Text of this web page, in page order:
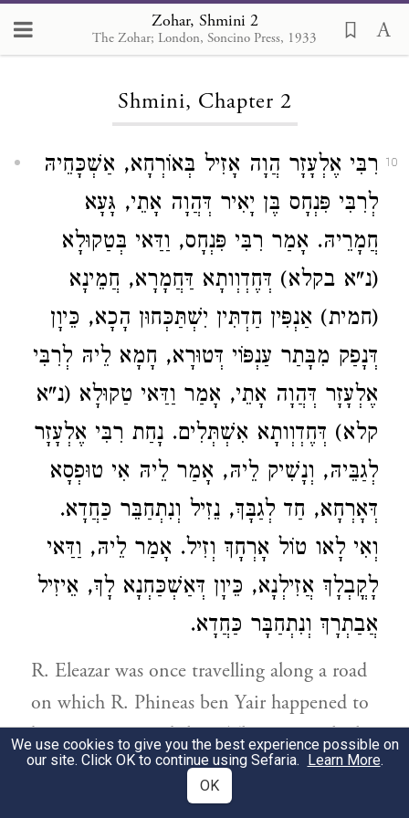
Zohar, Shmini 2
The Zohar; London, Soncino Press, 1933
Loading...
Shmini, Chapter 2
10
רִבִּי אֶלְעָזָר הֲוָה אָזִיל בְּאוֹרְחָא, אַשְׁכָּחֵיהּ
לְרִבִּי פִּנְחָס בֶּן יָאִיר דְּהֲוָה אָתֵי, גָּעָא
חֲמָרֵיהּ. אָמַר רִבִּי פִּנְחָס, וַדַּאי בְּטַקוּלָא
(נ"א בקלא) דְּחֶדְוְותָא דַּחֲמָרָא, חֲמֵינָא
(חמית) אַנְפִּין חַדְתִּין יִשְׁתַּכְּחוּן הָכָא, כֵּיוָן
דְּנָפַק מִבָּתַר עַנְפּוֹי דְּטוּרָא, חָמָא לֵיהּ לְרִבִּי
אֶלְעָזָר דְּהֲוָה אָתֵי, אָמַר וַדַּאי טַקוּלָא (נ"א
קלא) דְּחֶדְוְותָא אִשְׁתְּלִים. נָחַת רִבִּי אֶלְעָזָר
לְגַבֵּיהּ, וְנָשִׁיק לֵיהּ, אָמַר לֵיהּ אִי טוּפְסָא
דְּאָרְחָא, חַד לְגַבָּךְ, נֵזִיל וְנִתְחַבֵּר כַּחֲדָא.
וְאִי לָאו טוֹל אָרְחָךְ וְזִיל. אָמַר לֵיהּ, וַדַּאי
לָקֳבְלָךְ אֲזִילְנָא, כֵּיוָן דְּאַשְׁכַּחְנָא לָךְ, אֵיזִיל
אֲבַתְרָךְ וְנִתְחַבָּר כַּחֲדָא.
R. Eleazar was once travelling along a road
on which R. Phineas ben Yair happened to
be coming towards him. The ass on which
R. Phineas was riding whinnied, and he
said: ‘Verily, from the note of gladness in
We use cookies to give you the best experience possible on
our site. Click OK to continue using Sefaria. Learn More.
OK